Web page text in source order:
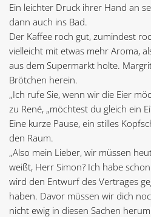
Ein leichter Druck ihrer Hand an
dann auch ins Bad.
Der Kaffee roch gut, zumindest
vielleicht mit etwas mehr Aroma,
aus dem Supermarkt holte.
Brötchen herein.
„Ich rufe Sie, wenn wir die Eier
zu René, „möchtest du gleich ein
Eine kurze Pause, ein stilles
den Raum.
„Also mein Lieber, wir müssen
weißt, Herr Simon? Ich habe
wird den Entwurf des Vertrages
haben. Davor müssen wir dich
nicht ewig in diesen Sachen